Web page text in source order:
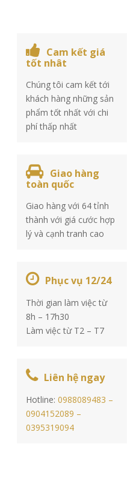
Cam kết giá
tốt nhât
Chúng tôi cam kết tới
khách hàng những sản
phẩm tốt nhất với chi
phí thấp nhất
Giao hàng
toàn quốc
Giao hàng với 64 tỉnh
thành với giá cước hợp
lý và cạnh tranh cao
Phục vụ 12/24
Thời gian làm việc từ
8h – 17h30
Làm việc từ T2 – T7
Liên hệ ngay
Hotline:0988089483 –
0904152089 –
0395319094